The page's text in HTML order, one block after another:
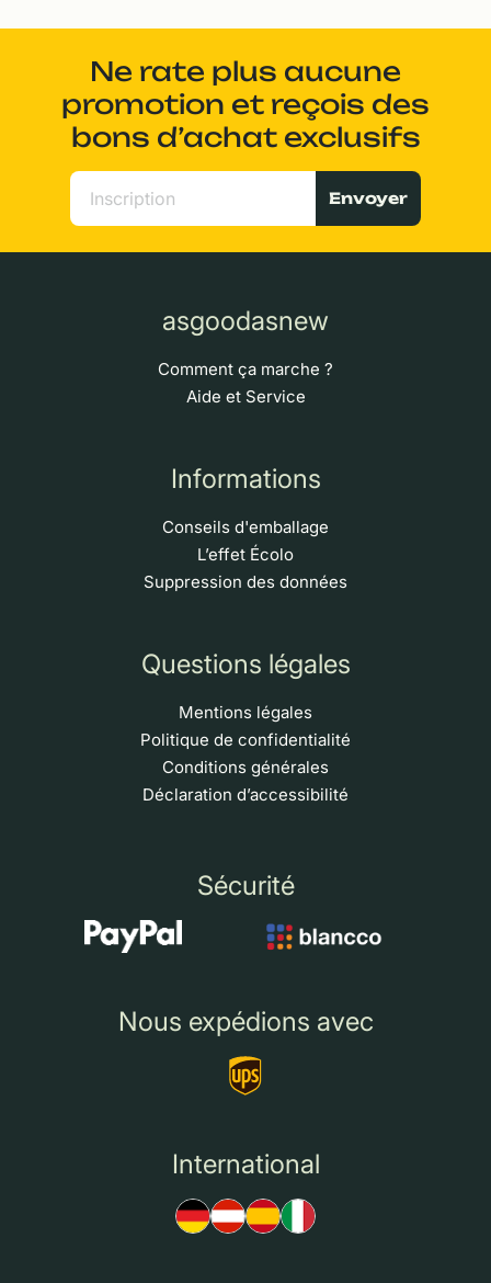
Ne rate plus aucune
promotion et reçois des
bons d’achat exclusifs
Envoyer
asgoodasnew
Comment ça marche ?
Aide et Service
Informations
Conseils d'emballage
L’effet Écolo
Suppression des données
Questions légales
Mentions légales
Politique de confidentialité
Conditions générales
Déclaration d’accessibilité
Sécurité
Nous expédions avec
International